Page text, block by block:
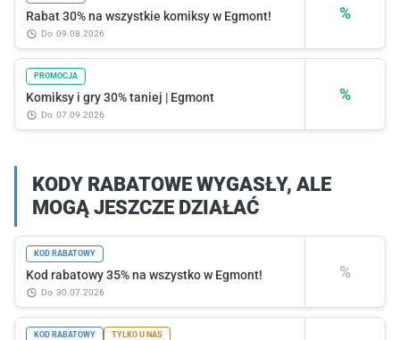
%
Rabat 30% na wszystkie komiksy w Egmont!
do 09.08.2026
%
PROMOCJA
Komiksy i gry 30% taniej | Egmont
do 07.09.2026
KODY RABATOWE WYGASŁY, ALE
MOGĄ JESZCZE DZIAŁAĆ
%
KOD RABATOWY
Kod rabatowy 35% na wszystko w Egmont!
do 30.07.2026
KOD RABATOWY
TYLKO U NAS